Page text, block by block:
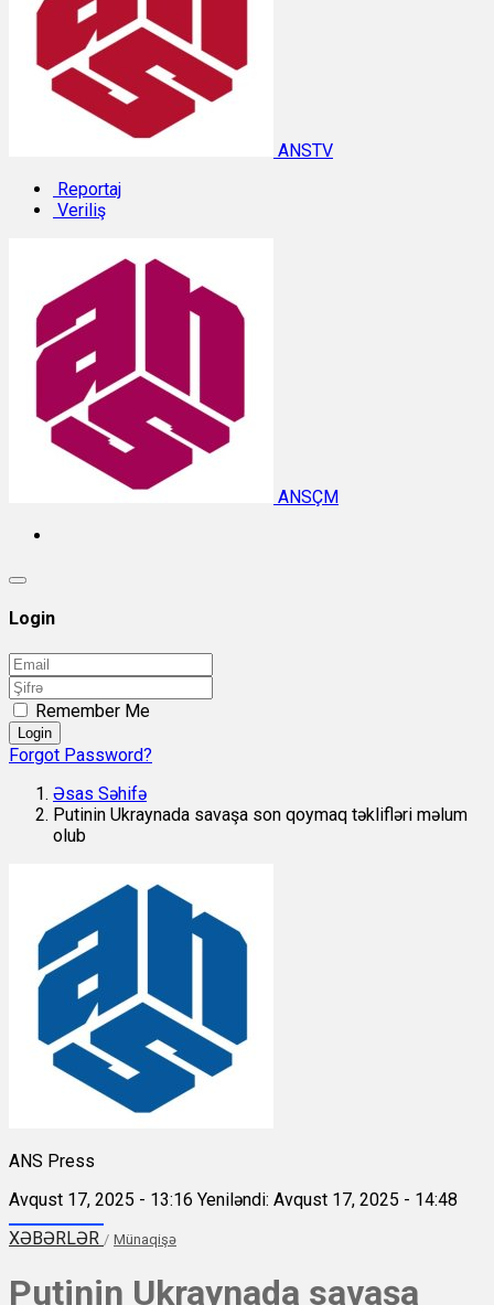
ANSTV
Reportaj
Veriliş
ANSÇM
Login
Remember Me
Login
Forgot Password?
Əsas Səhifə
Putinin Ukraynada savaşa son qoymaq təklifləri məlum
olub
ANS Press
Avqust 17, 2025 - 13:16 Yeniləndi: Avqust 17, 2025 - 14:48
XƏBƏRLƏR / Münaqişə
Putinin Ukraynada savaşa